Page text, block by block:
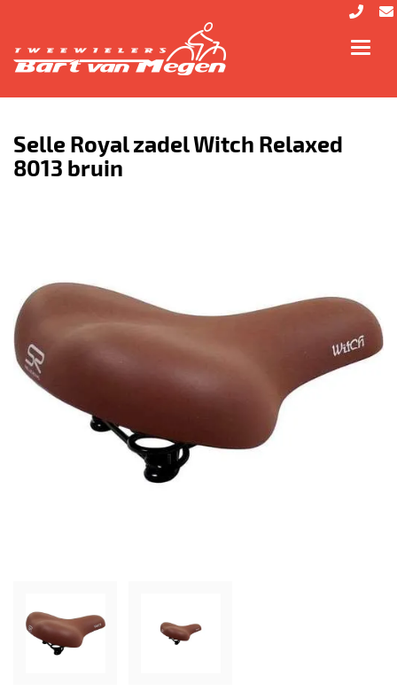
Selle Royal zadel Witch Relaxed
8013 bruin